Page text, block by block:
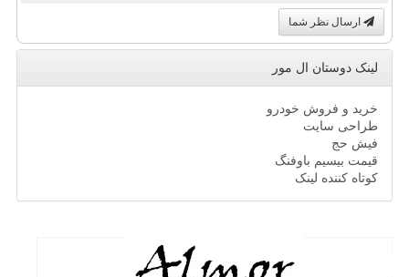
ارسال نظر شما
لینک دوستان ال مور
خرید و فروش خودرو
طراحی سایت
فیش حج
قیمت بیسیم باوفنگ
کوتاه کننده لینک